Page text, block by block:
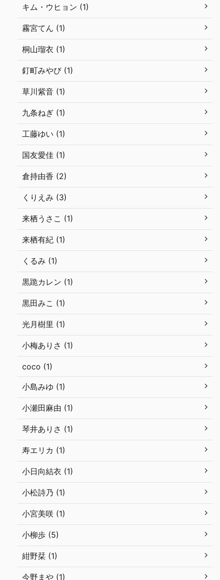
キム・ウヒョン (1)
霧宮てん (1)
桐山瑠衣 (1)
釘町みやび (1)
草川紫音 (1)
九条ねぎ (1)
工藤ゆい (1)
国友愛佳 (1)
倉持由香 (2)
くりえみ (3)
来栖うさこ (1)
来栖有紀 (1)
くるみ (1)
黒跪カレン (1)
黒田みこ (1)
光月樹里 (1)
小梅ありさ (1)
coco (1)
小島みゆ (1)
小瀬田麻由 (1)
琴井ありさ (1)
寿エリカ (1)
小日向結衣 (1)
小松詩乃 (1)
小宮美咲 (1)
小柳歩 (5)
紺野栞 (1)
今野まや (1)